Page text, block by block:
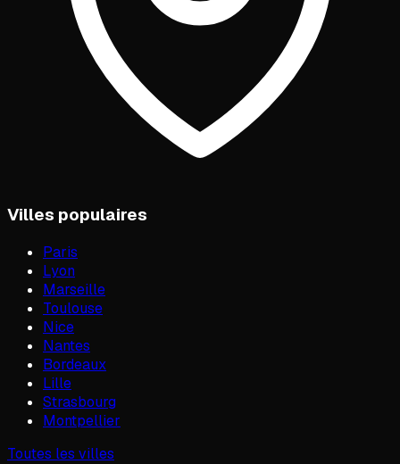
Villes populaires
Paris
Lyon
Marseille
Toulouse
Nice
Nantes
Bordeaux
Lille
Strasbourg
Montpellier
Toutes les villes